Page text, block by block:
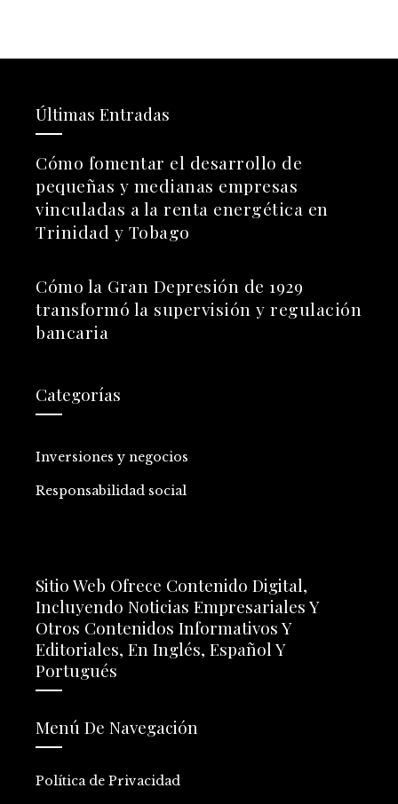
Últimas Entradas
Cómo fomentar el desarrollo de
pequeñas y medianas empresas
vinculadas a la renta energética en
Trinidad y Tobago
Cómo la Gran Depresión de 1929
transformó la supervisión y regulación
bancaria
Categorías
Inversiones y negocios
Responsabilidad social
Sitio Web Ofrece Contenido Digital,
Incluyendo Noticias Empresariales Y
Otros Contenidos Informativos Y
Editoriales, En Inglés, Español Y
Portugués
Menú De Navegación
Política de Privacidad